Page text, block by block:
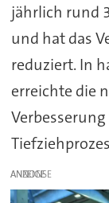
jährlich rund
und hat das
reduziert. In
erreichte die
ANZEIGE